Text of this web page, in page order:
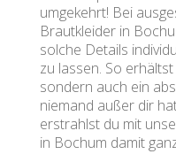
umgekehrt! Bei
Brautkleider in
solche Details
zu lassen. So
sondern auch ein
niemand außer dir
erstrahlst du mit
in Bochum damit